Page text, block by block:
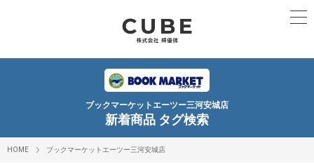
ブックマーケットエーツー三河安城店
新着商品 タグ検索
HOME ブックマーケットエーツー三河安城店